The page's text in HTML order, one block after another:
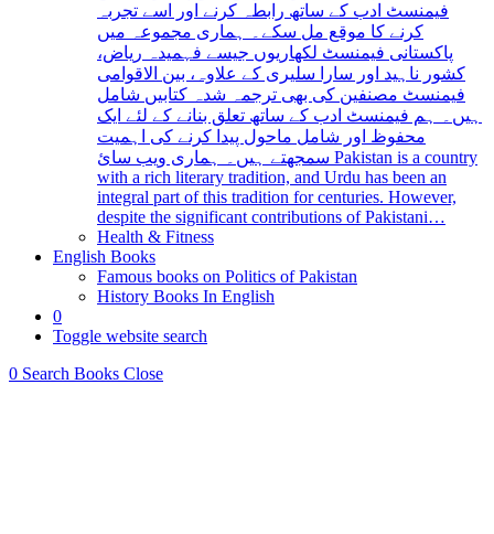
فیمنسٹ ادب کے ساتھ رابطہ کرنے اور اسے تجربہ
کرنے کا موقع مل سکے۔ ہماری مجموعہ میں
پاکستانی فیمنسٹ لکھاریوں جیسے فہمیدہ ریاض،
کشور ناہید اور سارا سلیری کے علاوہ، بین الاقوامی
فیمنسٹ مصنفین کی بھی ترجمہ شدہ کتابیں شامل
ہیں۔ ہم فیمنسٹ ادب کے ساتھ تعلق بنانے کے لئے ایک
محفوظ اور شامل ماحول پیدا کرنے کی اہمیت
سمجھتے ہیں۔ ہماری ویب سائ Pakistan is a country
with a rich literary tradition, and Urdu has been an
integral part of this tradition for centuries. However,
despite the significant contributions of Pakistani…
Health & Fitness
English Books
Famous books on Politics of Pakistan
History Books In English
0
Toggle website search
0 Search Books Close